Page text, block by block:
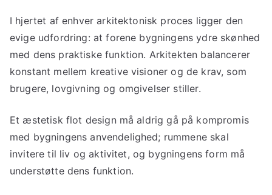
I hjertet af enhver arkitektonisk proces ligger den
evige udfordring: at forene bygningens ydre skønhed
med dens praktiske funktion. Arkitekten balancerer
konstant mellem kreative visioner og de krav, som
brugere, lovgivning og omgivelser stiller.
Et æstetisk flot design må aldrig gå på kompromis
med bygningens anvendelighed; rummene skal
invitere til liv og aktivitet, og bygningens form må
understøtte dens funktion.